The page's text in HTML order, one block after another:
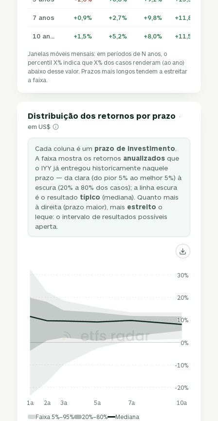
7 anos +0,9% +2,7% +9,8% +11,8%
10 anos +1,5% +5,2% +8,0% +11,5%
Janelas móveis mensais: em períodos de N anos, o
percentil X% indica que X% dos casos renderam (ao ano)
abaixo desse valor. Prazos mais longos tendem a estreitar
a faixa.
Distribuição dos retornos por prazo ·
em US$
Cada coluna é um prazo de investimento
A faixa mostra os retornos anualizados que
o IYY já entregou historicamente naquele
prazo — da clara (do pior 5% ao melhor 5%) à
escura (20% a 80% dos casos); a linha escura
é o resultado típico (mediana). Quanto mais
à direita (prazo maior), mais estreito o
leque: o intervalo de resultados possíveis
aperta.
-20%
-10%
0%
10%
20%
30%
1a 2a 3a 5a 7a 10a
Faixa 5%–95% 20%–80% Mediana